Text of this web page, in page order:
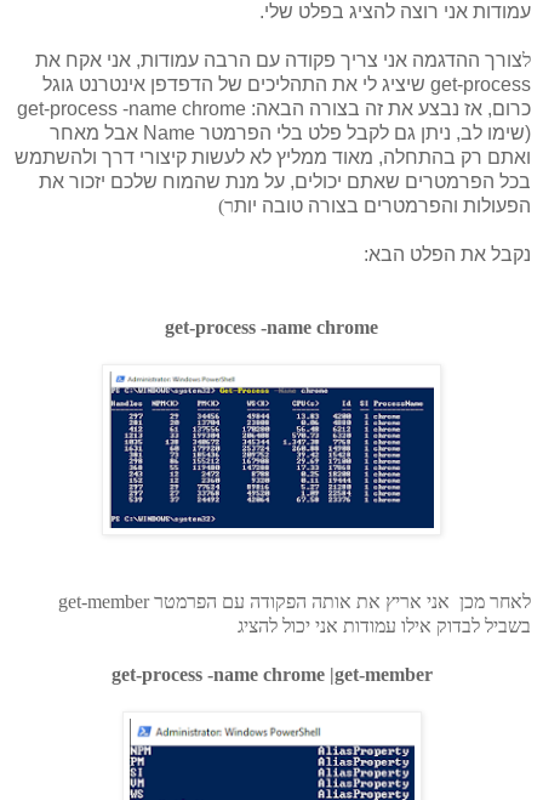
עמודות אני רוצה להציג בפלט שלי.
לצורך ההדגמה אני צריך פקודה עם הרבה עמודות, אני אקח את
get-process שיציג לי את התהליכים של הדפדפן אינטרנט גוגל
כרום, אז נבצע את זה בצורה הבאה: get-process -name chrome
(שימו לב, ניתן גם לקבל פלט בלי הפרמטר Name אבל מאחר
ואתם רק בהתחלה, מאוד ממליץ לא לעשות קיצורי דרך ולהשתמש
בכל הפרמטרים שאתם יכולים, על מנת שהמוח שלכם יזכור את
הפעולות והפרמטרים בצורה טובה יותר)
נקבל את הפלט הבא:
get-process -name chrome
לאחר מכן אני אריץ את אותה הפקודה עם הפרמטר get-member
בשביל לבדוק אילו עמודות אני יכול להציג
get-process -name chrome |get-member